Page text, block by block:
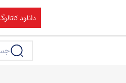
دانلود